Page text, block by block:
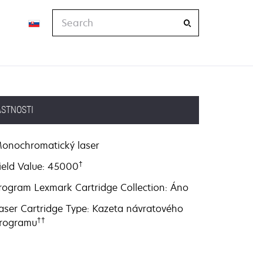
laser
Value: 45000†
Lexmark Cartridge Collection: Áno
Cartridge Type: Kazeta návratového
††